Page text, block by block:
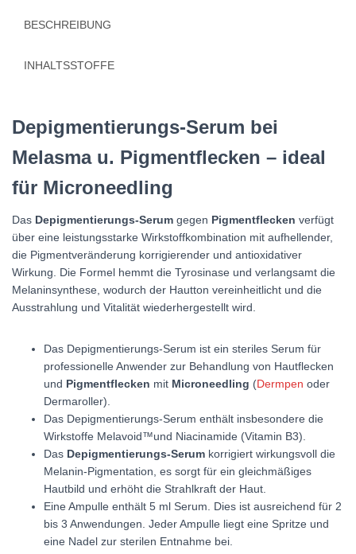
BESCHREIBUNG
INHALTSSTOFFE
Depigmentierungs-Serum bei
Melasma u. Pigmentflecken – ideal
für Microneedling
Das Depigmentierungs-Serum gegen Pigmentflecken verfügt
über eine leistungsstarke Wirkstoffkombination mit aufhellender,
die Pigmentveränderung korrigierender und antioxidativer
Wirkung. Die Formel hemmt die Tyrosinase und verlangsamt die
Melaninsynthese, wodurch der Hautton vereinheitlicht und die
Ausstrahlung und Vitalität wiederhergestellt wird.
Das Depigmentierungs-Serum ist ein steriles Serum für
professionelle Anwender zur Behandlung von Hautflecken
und Pigmentflecken mit Microneedling (Dermpen oder
Dermaroller).
Das Depigmentierungs-Serum enthält insbesondere die
Wirkstoffe Melavoid™und Niacinamide (Vitamin B3).
Das Depigmentierungs-Serum korrigiert wirkungsvoll die
Melanin-Pigmentation, es sorgt für ein gleichmäßiges
Hautbild und erhöht die Strahlkraft der Haut.
Eine Ampulle enthält 5 ml Serum. Dies ist ausreichend für 2
bis 3 Anwendungen. Jeder Ampulle liegt eine Spritze und
eine Nadel zur sterilen Entnahme bei.